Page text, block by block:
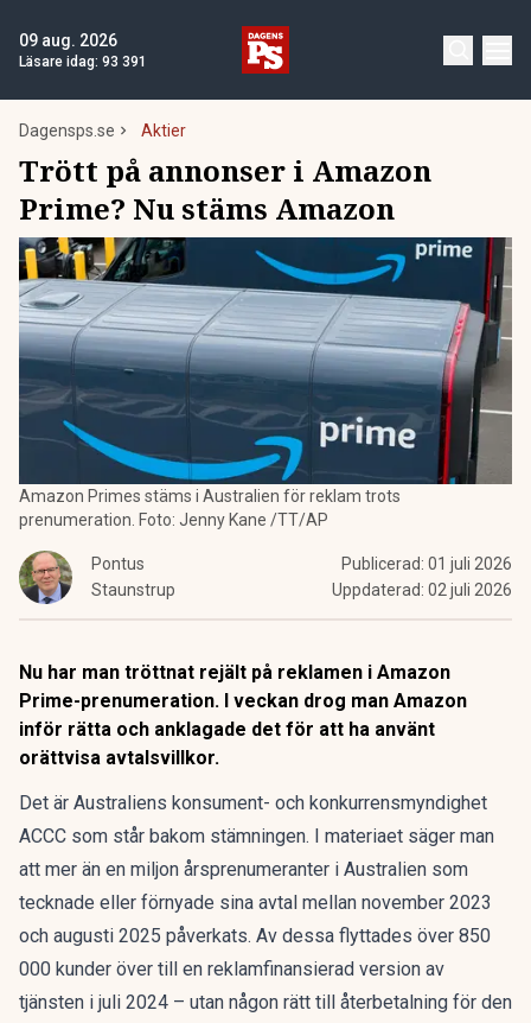
09 aug. 2026
Läsare idag: 93 391
Dagensps.se Aktier
Trött på annonser i Amazon
Prime? Nu stäms Amazon
Amazon Primes stäms i Australien för reklam trots
prenumeration. Foto: Jenny Kane /TT/AP
Pontus
Staunstrup
Publicerad: 01 juli 2026
Uppdaterad: 02 juli 2026
Nu har man tröttnat rejält på reklamen i Amazon
Prime-prenumeration. I veckan drog man Amazon
inför rätta och anklagade det för att ha använt
orättvisa avtalsvillkor.
Det är Australiens konsument- och konkurrensmyndighet
ACCC som står bakom stämningen. I materiaet säger man
att mer än en miljon årsprenumeranter i Australien som
tecknade eller förnyade sina avtal mellan november 2023
och augusti 2025 påverkats. Av dessa flyttades över 850
000 kunder över till en reklamfinansierad version av
tjänsten i juli 2024 – utan någon rätt till återbetalning för den